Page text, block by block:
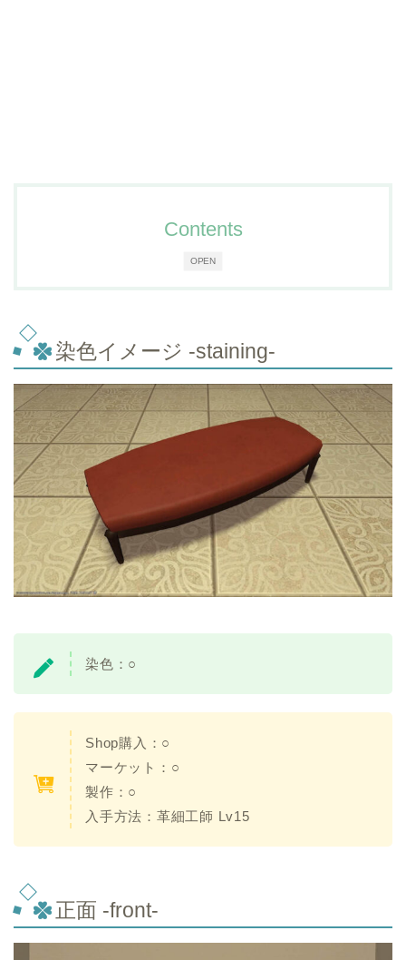
OPEN
Contents
染色イメージ -staining-
染色：○
Shop購入：○
マーケット：○
製作：○
入手方法：革細工師 Lv15
正面 -front-